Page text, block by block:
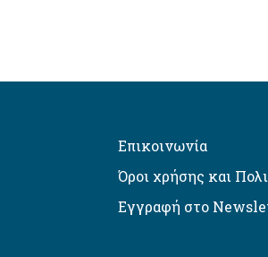
Επικοινωνία
Όροι χρήσης και
Εγγραφή στο